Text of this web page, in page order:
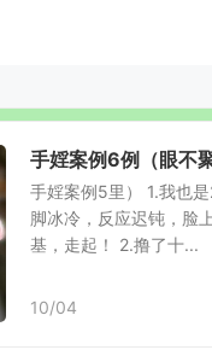
手婬案例6例（眼不
手婬案例5里） 1.我也
脚冰冷，反应迟钝，脸
基，走起！ 2.撸了十...
10/04